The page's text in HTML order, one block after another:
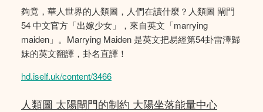
夠竟，華人世界的人類圖，人們在讀什麼？人類圖 閘門
54 中文官方「出嫁少女」，來自英文「marrying
maiden」。Marrying Maiden 是英文把易經第54卦雷澤歸
妹的英文翻譯，卦名直譯！
hd.iself.uk/content/3466
人類圖 太陽閘門的制約 大陽坐落能量中心